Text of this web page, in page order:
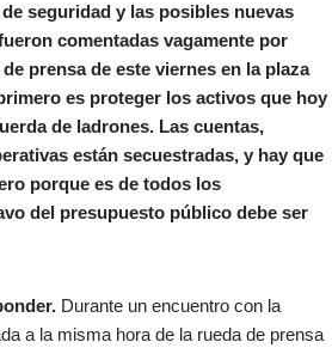
seguridad y las posibles nuevas
comentadas vagamente por
prensa de este viernes en la plaza
es proteger los activos que hoy
de ladrones. Las cuentas,
están secuestradas, y hay que
porque es de todos los
del presupuesto público debe ser
Durante un encuentro con la
a la misma hora de la rueda de prensa